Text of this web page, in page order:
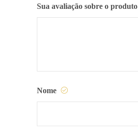
Sua avaliação sobre o produto
Nome